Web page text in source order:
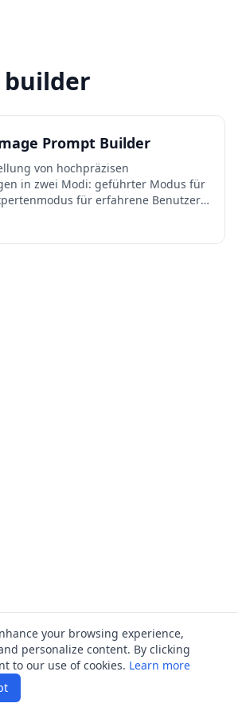
Prompt Builder
von hochpräzisen
in zwei Modi: geführter Modus für
für erfahrene Benutzer.
durchsetzbare Einschränkungen
your browsing experience,
personalize content. By clicking
to our use of cookies. Learn more